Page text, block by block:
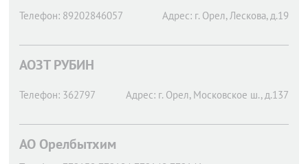
Телефон: 89202846057 Адрес: г. Орел, Лескова, д.19
АОЗТ РУБИН
Телефон: 362797 Адрес: г. Орел, Московское ш., д.137
АО Орелбытхим